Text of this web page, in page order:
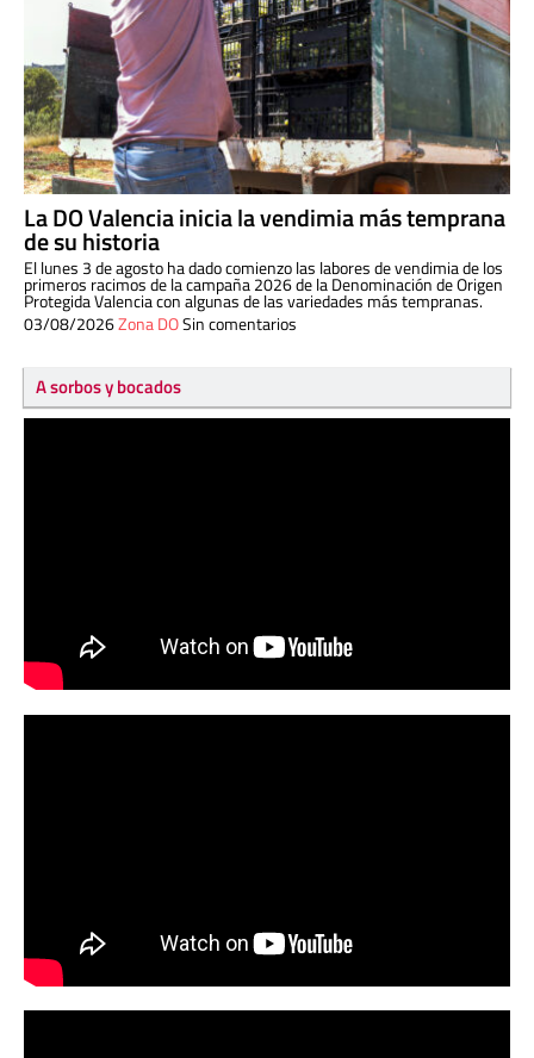
La DO Valencia inicia la vendimia más temprana
de su historia
El lunes 3 de agosto ha dado comienzo las labores de vendimia de los
primeros racimos de la campaña 2026 de la Denominación de Origen
Protegida Valencia con algunas de las variedades más tempranas.
03/08/2026Zona DOSin comentarios
A sorbos y bocados